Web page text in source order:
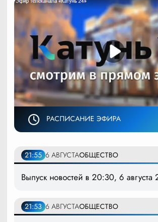
РАСПИСАНИЕ ЭФИРА
21:55 6 АВГУСТАОБЩЕСТВО
Выпуск новостей в 20:30, 6 августа
21:53 6 АВГУСТАОБЩЕСТВО